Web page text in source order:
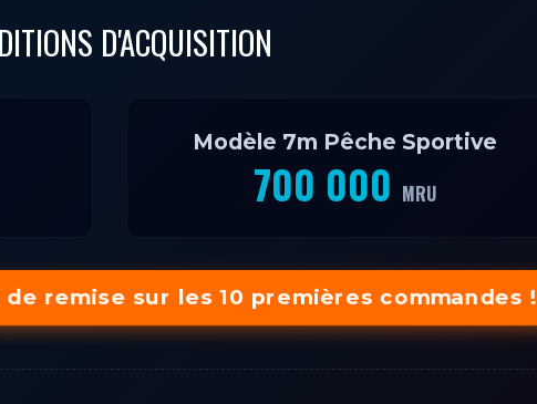
D'ACQUISITION
Modèle 7m Pêche Sportive
700 000 MRU
de remise sur les 10 premières commandes !